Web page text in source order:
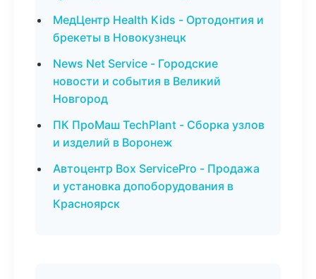
МедЦентр Health Kids - Ортодонтия и
брекеты в Новокузнецк
News Net Service - Городские
новости и события в Великий
Новгород
ПК ПроМаш TechPlant - Сборка узлов
и изделий в Воронеж
Автоцентр Box ServicePro - Продажа
и установка допоборудования в
Красноярск